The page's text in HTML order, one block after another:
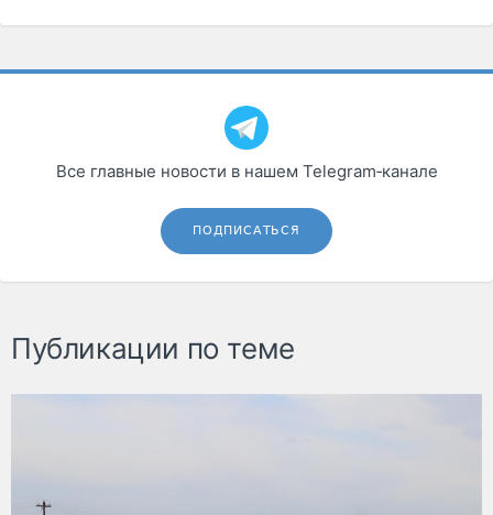
Все главные новости в нашем Telegram‑канале
ПОДПИСАТЬСЯ
Публикации по теме